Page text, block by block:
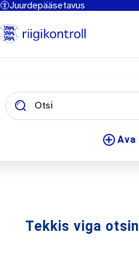
Liigu
põhisisu
juurde
Juurdepääsetavus
Tekkis viga